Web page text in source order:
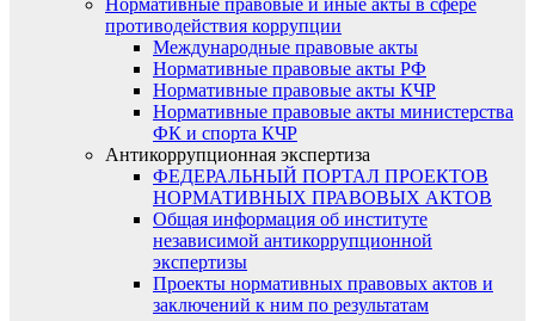
Нормативные правовые и иные акты в сфере
противодействия коррупции
Международные правовые акты
Нормативные правовые акты РФ
Нормативные правовые акты КЧР
Нормативные правовые акты министерства
ФК и спорта КЧР
Антикоррупционная экспертиза
ФЕДЕРАЛЬНЫЙ ПОРТАЛ ПРОЕКТОВ
НОРМАТИВНЫХ ПРАВОВЫХ АКТОВ
Общая информация об институте
независимой антикоррупционной
экспертизы
Проекты нормативных правовых актов и
заключений к ним по результатам